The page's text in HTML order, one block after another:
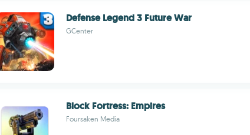
Defense Legend 3 Future War
GCenter
Block Fortress: Empires
Foursaken Media